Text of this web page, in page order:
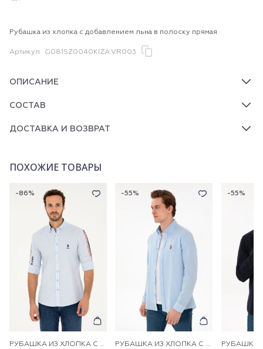
Рубашка из хлопка с добавлением льна в полоску прямая
Артикул G081SZ0040KIZA.VR003
ОПИСАНИЕ
СОСТАВ
ДОСТАВКА И ВОЗВРАТ
ПОХОЖИЕ ТОВАРЫ
-86%
РУБАШКА ИЗ ХЛОПКА С ПРИНТОМ ПРЯМАЯ
-55%
РУБАШКА ИЗ ХЛОПКА С УЗОРОМ ПРЯМАЯ
-55%